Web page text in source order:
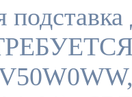
подставка